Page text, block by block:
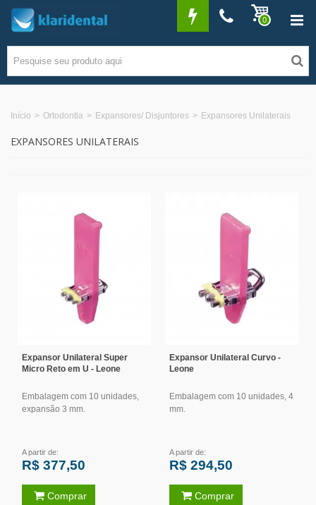
0
Início > Ortodontia > Expansores/ Disjuntores > Expansores Unilaterais
EXPANSORES UNILATERAIS
Expansor Unilateral Super
Micro Reto em U - Leone
Embalagem com 10 unidades,
expansão 3 mm.
A partir de:
R$ 377,50
Comprar
Expansor Unilateral Curvo -
Leone
Embalagem com 10 unidades, 4
mm.
A partir de:
R$ 294,50
Comprar